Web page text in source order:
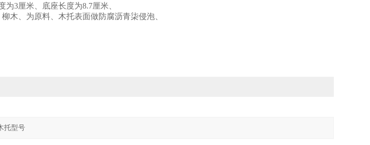
3厘米、底座长度为8.7厘米、
木、为原料、木托表面做防腐沥青柒侵泡、